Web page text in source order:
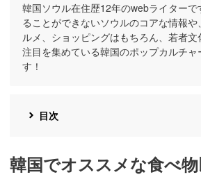
韓国ソウル在住歴12年のwebライター
ることができないソウルのコアな情報
ルメ、ショッピングはもちろん、若者
注目を集めている韓国のポップカルチャ
す！
目次
韓国でオススメな食べ